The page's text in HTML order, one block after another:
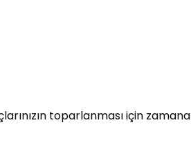
toparlanması için zamana